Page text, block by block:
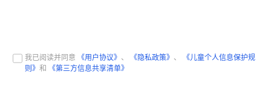
我已阅读并同意 《用户协议》 、 《隐私政策》 、
《儿童个人信息保护规
则》和 《第三方信息共享清单》